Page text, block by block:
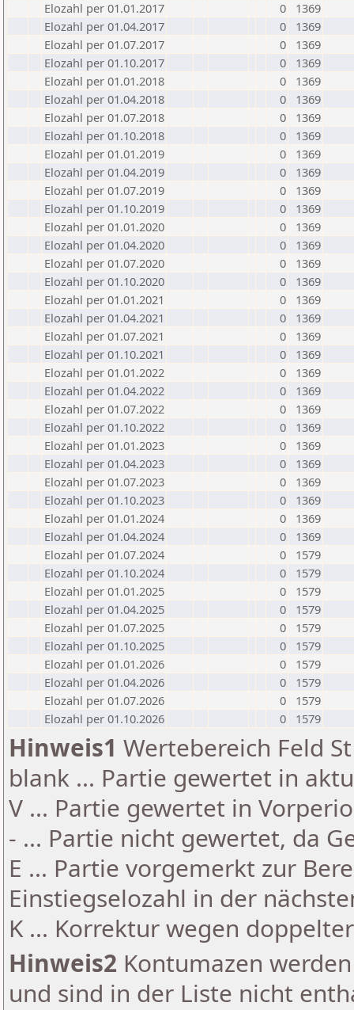
Elozahl per 01.01.2017
0
1369
Elozahl per 01.04.2017
0
1369
Elozahl per 01.07.2017
0
1369
Elozahl per 01.10.2017
0
1369
Elozahl per 01.01.2018
0
1369
Elozahl per 01.04.2018
0
1369
Elozahl per 01.07.2018
0
1369
Elozahl per 01.10.2018
0
1369
Elozahl per 01.01.2019
0
1369
Elozahl per 01.04.2019
0
1369
Elozahl per 01.07.2019
0
1369
Elozahl per 01.10.2019
0
1369
Elozahl per 01.01.2020
0
1369
Elozahl per 01.04.2020
0
1369
Elozahl per 01.07.2020
0
1369
Elozahl per 01.10.2020
0
1369
Elozahl per 01.01.2021
0
1369
Elozahl per 01.04.2021
0
1369
Elozahl per 01.07.2021
0
1369
Elozahl per 01.10.2021
0
1369
Elozahl per 01.01.2022
0
1369
Elozahl per 01.04.2022
0
1369
Elozahl per 01.07.2022
0
1369
Elozahl per 01.10.2022
0
1369
Elozahl per 01.01.2023
0
1369
Elozahl per 01.04.2023
0
1369
Elozahl per 01.07.2023
0
1369
Elozahl per 01.10.2023
0
1369
Elozahl per 01.01.2024
0
1369
Elozahl per 01.04.2024
0
1369
Elozahl per 01.07.2024
0
1579
Elozahl per 01.10.2024
0
1579
Elozahl per 01.01.2025
0
1579
Elozahl per 01.04.2025
0
1579
Elozahl per 01.07.2025
0
1579
Elozahl per 01.10.2025
0
1579
Elozahl per 01.01.2026
0
1579
Elozahl per 01.04.2026
0
1579
Elozahl per 01.07.2026
0
1579
Elozahl per 01.10.2026
0 1579
Hinweis1 Wertebereich Feld
blank ... Partie gewertet in
V ... Partie gewertet in
- ... Partie nicht gewertet, da
E ... Partie vorgemerkt zur
Einstiegselozahl in der
K ... Korrektur wegen
Hinweis2 Kontumazen
und sind in der Liste nicht